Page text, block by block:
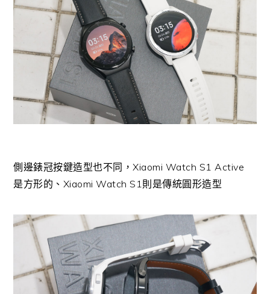
側邊錶冠按鍵造型也不同，Xiaomi Watch S1 Active
是方形的、Xiaomi Watch S1則是傳統圓形造型